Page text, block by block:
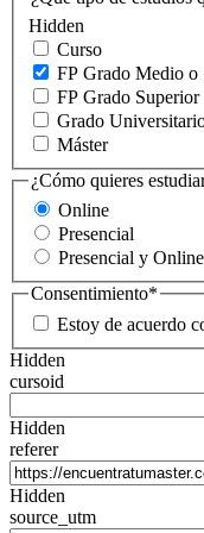
Hidden
Curso
FP Grado Medio o
FP Grado Superior
Grado
Máster
¿Cómo quieres
Online
Presencial
Presencial y Online
Consentimiento*
Estoy de acuerdo
Hidden
cursoid
Hidden
referer
Hidden
source_utm